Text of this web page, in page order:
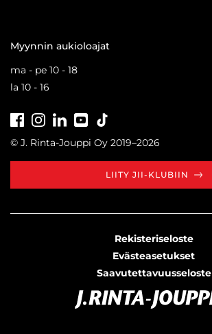
Myynnin aukioloajat
ma - pe 10 - 18
la 10 - 16
FacebookInstagramLinkedInYoutube
© J. Rinta-Jouppi Oy 2019–2026
LIITY JII-KLUBIIN
Rekisteriseloste
Evästeasetukset
Saavutettavuusseloste